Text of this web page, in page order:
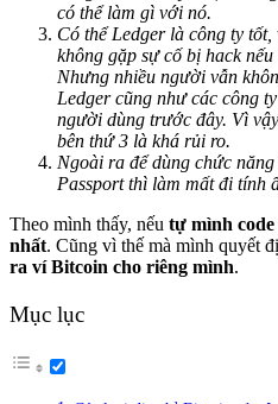
có thể làm gì với nó.
Có thể Ledger là công ty
không gặp sự cố bị hack
Nhưng nhiều người vẫn
Ledger cũng như các công
người dùng trước đây. Vì
bên thứ 3 là khá rủi ro.
Ngoài ra để dùng chức
Passport thì làm mất đi tính
Theo mình thấy, nếu tự mình
nhất. Cũng vì thế mà mình quyết
ra ví Bitcoin cho riêng mình.
Mục lục